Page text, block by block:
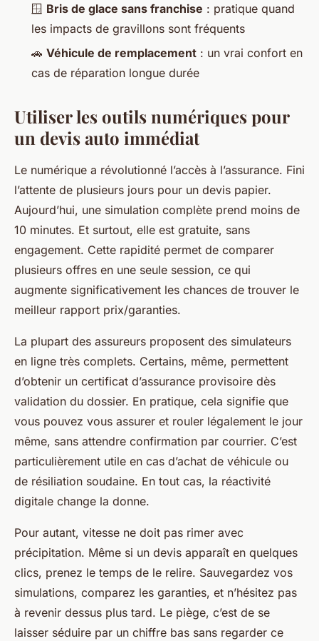
🪟 Bris de glace sans franchise : pratique quand
les impacts de gravillons sont fréquents
🚗 Véhicule de remplacement : un vrai confort en
cas de réparation longue durée
Utiliser les outils numériques pour
un devis auto immédiat
Le numérique a révolutionné l’accès à l’assurance. Fini
l’attente de plusieurs jours pour un devis papier.
Aujourd’hui, une simulation complète prend moins de
10 minutes. Et surtout, elle est gratuite, sans
engagement. Cette rapidité permet de comparer
plusieurs offres en une seule session, ce qui
augmente significativement les chances de trouver le
meilleur rapport prix/garanties.
La plupart des assureurs proposent des simulateurs
en ligne très complets. Certains, même, permettent
d’obtenir un certificat d’assurance provisoire dès
validation du dossier. En pratique, cela signifie que
vous pouvez vous assurer et rouler légalement le jour
même, sans attendre confirmation par courrier. C’est
particulièrement utile en cas d’achat de véhicule ou
de résiliation soudaine. En tout cas, la réactivité
digitale change la donne.
Pour autant, vitesse ne doit pas rimer avec
précipitation. Même si un devis apparaît en quelques
clics, prenez le temps de le relire. Sauvegardez vos
simulations, comparez les garanties, et n’hésitez pas
à revenir dessus plus tard. Le piège, c’est de se
laisser séduire par un chiffre bas sans regarder ce